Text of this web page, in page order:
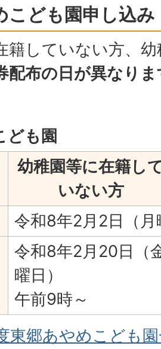
こども園申し込み
籍していない方、
配布の日が異なり
ども園
幼稚園等に在籍し
いない方
令和8年2月2日（月
令和8年2月20日（
曜日）
午前9時～
東郷あやめこども